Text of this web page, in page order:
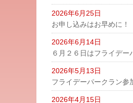
2026年6月25日
お申し込みはお早めに！
2026年6月14日
６月２６日はフライデー
2026年5月13日
フライデーパークラン参
2026年4月15日